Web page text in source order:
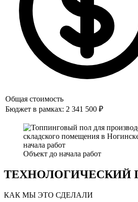
Общая стоимость
Бюджет в рамках: 2 341 500 ₽
Объект до начала работ
ТЕХНОЛОГИЧЕСКИЙ
КАК МЫ ЭТО СДЕЛАЛИ